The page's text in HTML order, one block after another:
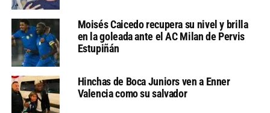
Moisés Caicedo recupera su nivel y brilla
en la goleada ante el AC Milan de Pervis
Estupiñán
Hinchas de Boca Juniors ven a Enner
Valencia como su salvador